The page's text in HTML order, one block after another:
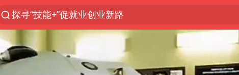
探寻“技能+”促就业创业新路
被泰航拒载中国乘客：免费改签没兑现
台风白海豚或在华东沿海登陆